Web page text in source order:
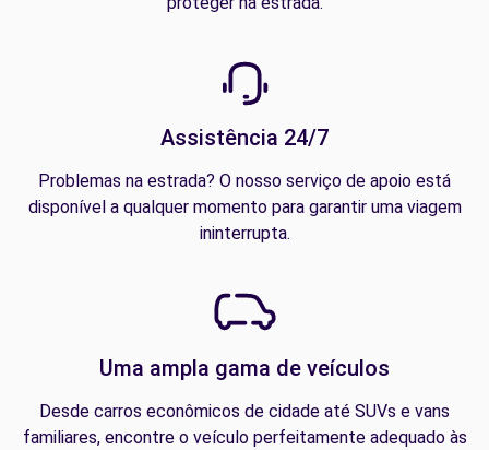
Assistência 24/7
Problemas na estrada? O nosso serviço de apoio está
disponível a qualquer momento para garantir uma viagem
ininterrupta.
Uma ampla gama de veículos
Desde carros econômicos de cidade até SUVs e vans
familiares, encontre o veículo perfeitamente adequado às